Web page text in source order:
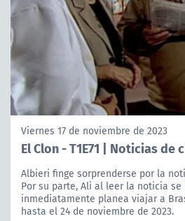
Viernes 17 de noviembre de 2023
El Clon - T1E71 | Noticias de
Albieri finge sorprenderse por la
Por su parte, Ali al leer la noticia
inmediatamente planea viajar a
hasta el 24 de noviembre de 2023.